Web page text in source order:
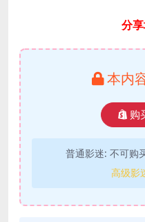
分
本内
购
普通影迷: 不可购
高级影